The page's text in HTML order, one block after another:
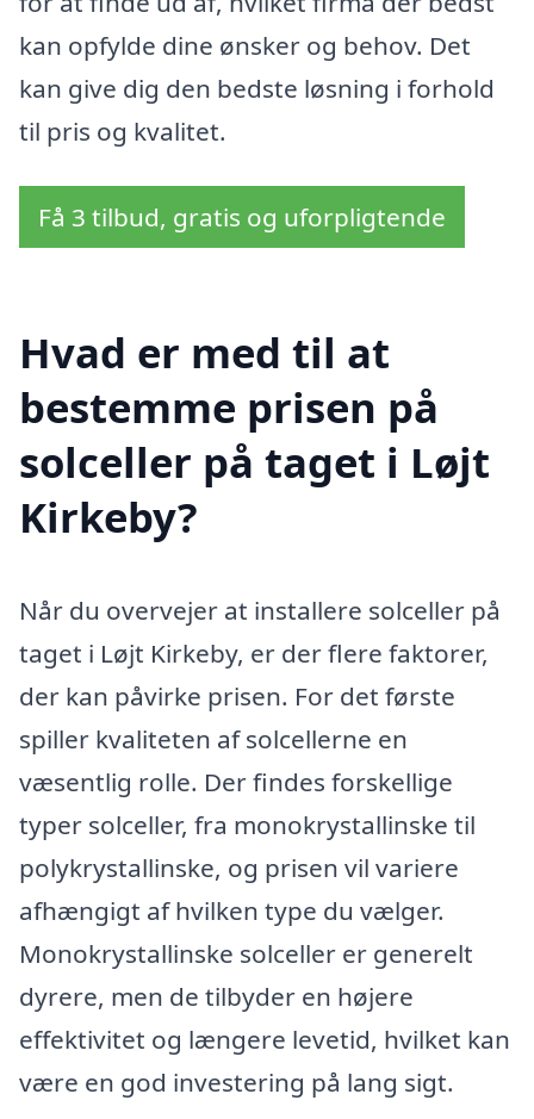
kan opfylde dine ønsker og behov. Det
kan give dig den bedste løsning i forhold
til pris og kvalitet.
Få 3 tilbud, gratis og uforpligtende
Hvad er med til at
bestemme prisen på
solceller på taget i Løjt
Kirkeby?
Når du overvejer at installere solceller på
taget i Løjt Kirkeby, er der flere faktorer,
der kan påvirke prisen. For det første
spiller kvaliteten af solcellerne en
væsentlig rolle. Der findes forskellige
typer solceller, fra monokrystallinske til
polykrystallinske, og prisen vil variere
afhængigt af hvilken type du vælger.
Monokrystallinske solceller er generelt
dyrere, men de tilbyder en højere
effektivitet og længere levetid, hvilket kan
være en god investering på lang sigt.